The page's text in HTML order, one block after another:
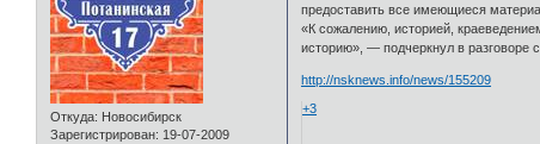
Откуда: Новосибирск
Зарегистрирован: 19-07-2009
предоставить все имеющиеся
«К сожалению, историей,
историю», — подчеркнул в разговоре
http://nsknews.info/news/155209
+3